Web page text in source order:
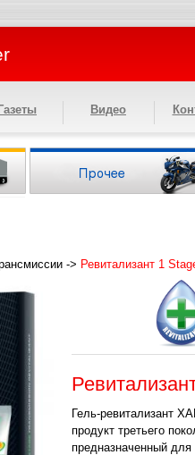
Газеты Видео
-> Ревитализант 1
Гель-ревитализант
продукт третьего
предназначенный для